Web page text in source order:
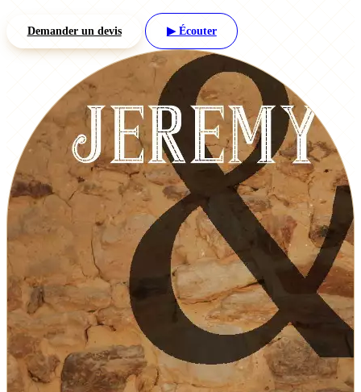
Demander un devis ▶ Écouter